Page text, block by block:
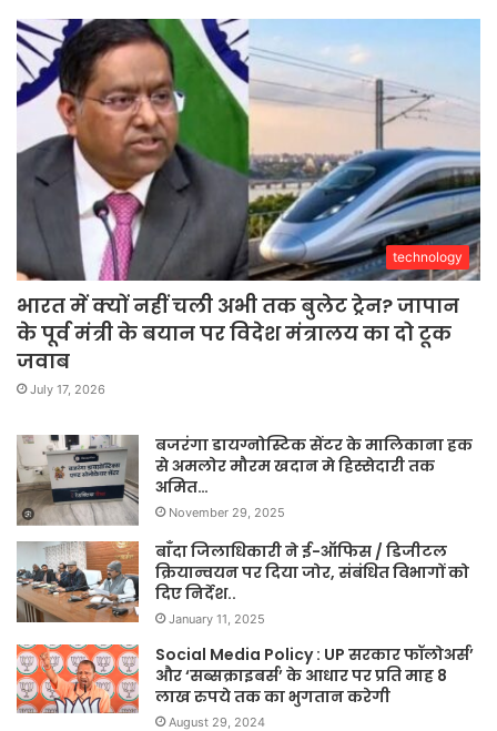
technology
भारत में क्यों नहीं चली अभी तक बुलेट ट्रेन? जापान
के पूर्व मंत्री के बयान पर विदेश मंत्रालय का दो टूक
जवाब
July 17, 2026
बजरंगा डायग्नोस्टिक सेंटर के मालिकाना हक
से अमलोर मौरम खदान मे हिस्सेदारी तक
अमित…
November 29, 2025
बाँदा जिलाधिकारी ने ई-ऑफिस / डिजीटल
क्रियान्वयन पर दिया जोर, संबंधित विभागों को
दिए निर्देश..
January 11, 2025
Social Media Policy : UP सरकार फॉलोअर्स’
और ‘सब्सक्राइबर्स’ के आधार पर प्रति माह 8
लाख रुपये तक का भुगतान करेगी
August 29, 2024